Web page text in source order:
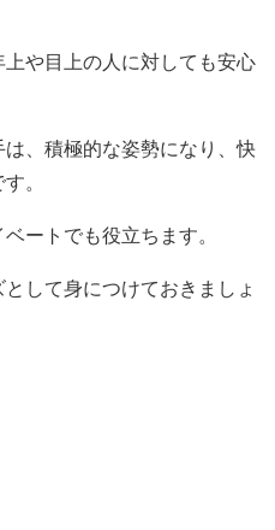
や目上の人に対しても安心
、積極的な姿勢になり、快
。
ートでも役立ちます。
して身につけておきましょ